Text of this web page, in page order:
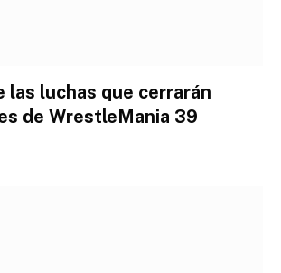
las luchas que cerrarán
de WrestleMania 39